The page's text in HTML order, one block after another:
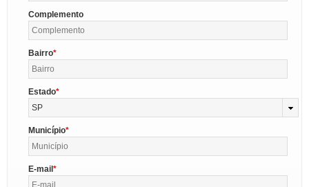
Complemento
Bairro
Estado
SP
Município
E-mail